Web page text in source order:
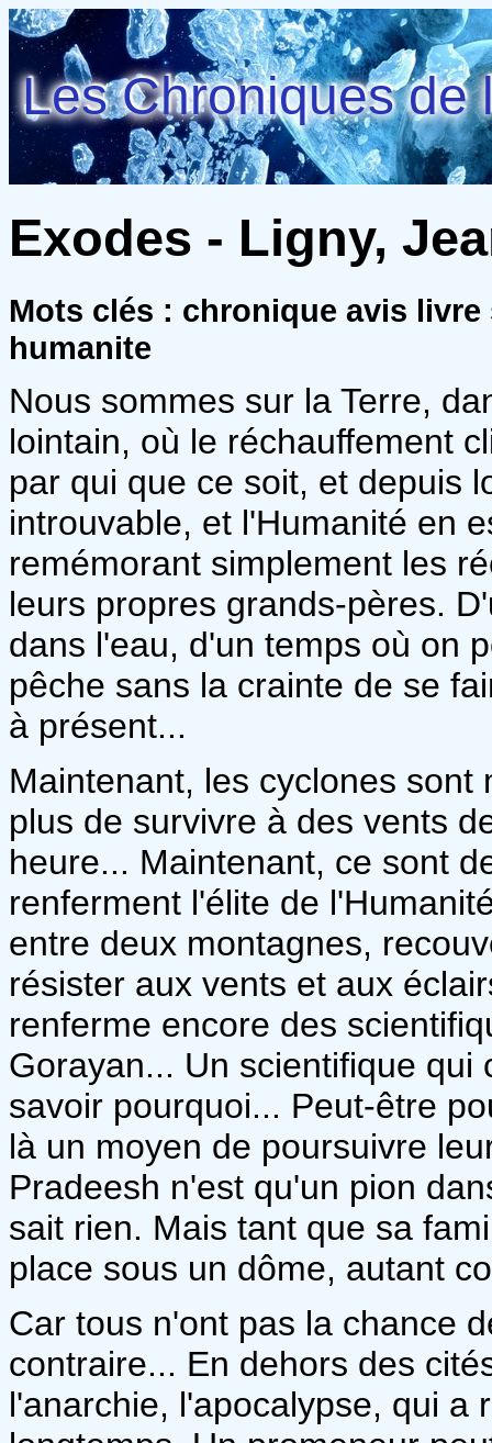
Les Chroniques de
Exodes - Ligny,
Mots clés : chronique avis
humanite
Nous sommes sur la Terre,
lointain, où le réchauffement
par qui que ce soit, et depuis
introuvable, et l'Humanité en
remémorant simplement les
leurs propres grands-pères.
dans l'eau, d'un temps où on
pêche sans la crainte de se
à présent...
Maintenant, les cyclones
plus de survivre à des vents
heure... Maintenant, ce sont
renferment l'élite de
entre deux montagnes,
résister aux vents et aux
renferme encore des
Gorayan... Un scientifique
savoir pourquoi... Peut-être
là un moyen de poursuivre
Pradeesh n'est qu'un pion
sait rien. Mais tant que sa
place sous un dôme, autant
Car tous n'ont pas la chance
contraire... En dehors des
l'anarchie, l'apocalypse, qui a